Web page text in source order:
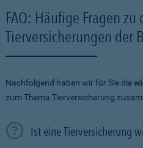
FAQ: Häufige Fragen zu
Tierversicherungen der
Nachfolgend haben wir für Sie die
zum Thema Tierversicherung
Ist eine Tierversicherung